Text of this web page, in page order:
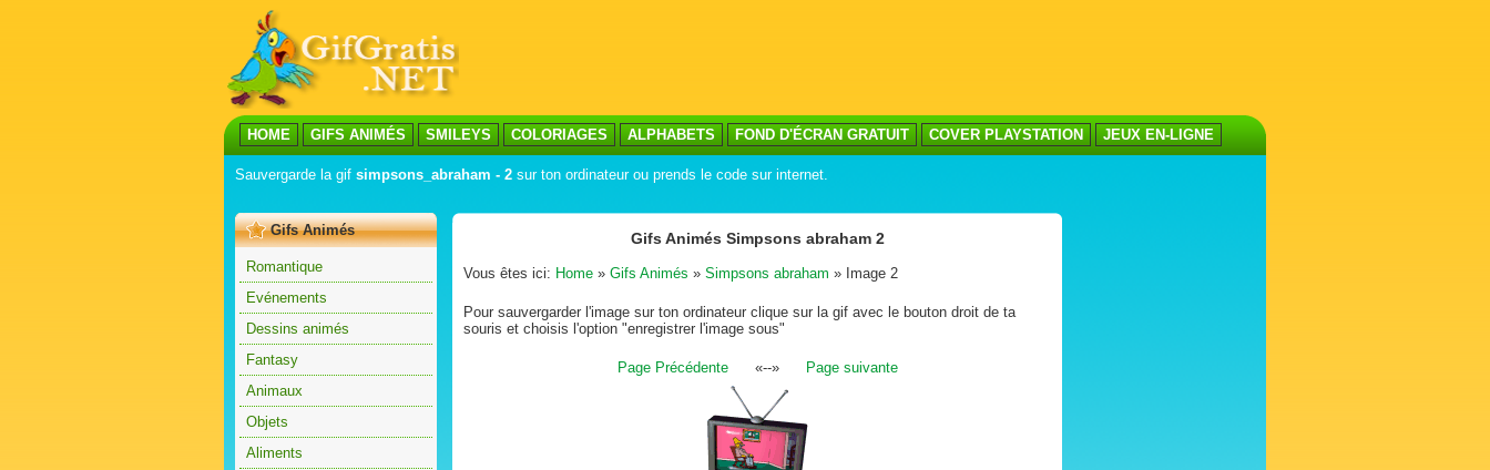
HOME GIFS ANIMÉS SMILEYS COLORIAGES ALPHABETS FOND D'ÉCRAN GRATUIT COVER PLAYSTATION JEUX EN-LIGNE
Sauvergarde la gif simpsons_abraham - 2 sur ton ordinateur ou prends le code sur internet.
Gifs Animés
Romantique
Evénements
Dessins animés
Fantasy
Animaux
Objets
Aliments
Gifs Animés Simpsons abraham 2
Vous êtes ici: Home » Gifs Animés » Simpsons abraham » Image 2
Pour sauvergarder l'image sur ton ordinateur clique sur la gif avec le bouton droit de ta
souris et choisis l'option "enregistrer l'image sous"
Page Précédente«--» Page suivante